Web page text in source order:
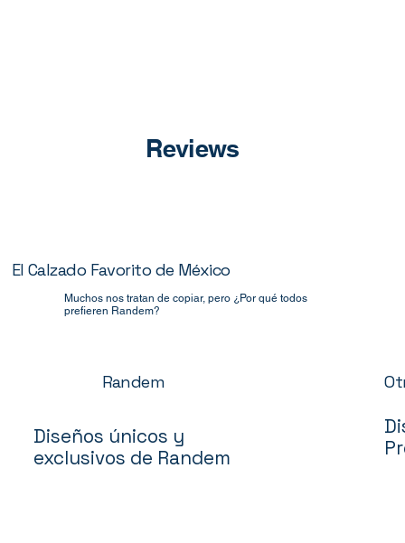
Reviews
El Calzado Favorito de México
Muchos nos tratan de copiar, pero ¿Por qué todos
prefieren Randem?
Randem
Diseños únicos y
exclusivos de Randem